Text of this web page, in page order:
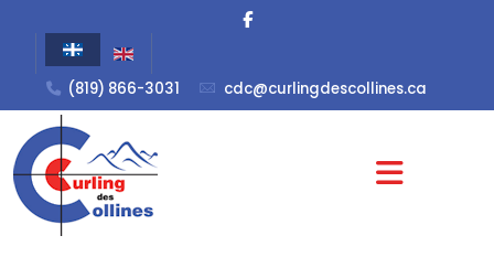
(819) 866-3031 cdc@curlingdescollines.ca